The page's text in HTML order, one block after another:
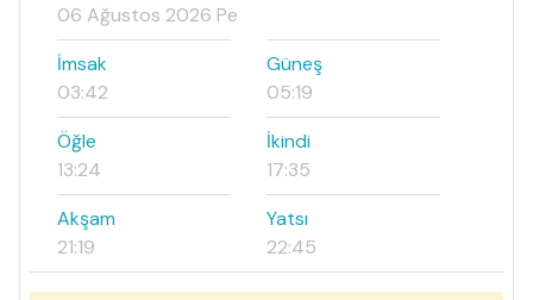
06 Ağustos 2026 Pe
İmsak
03:42
Güneş
05:19
Öğle
13:24
İkindi
17:35
Akşam
21:19
Yatsı
22:45